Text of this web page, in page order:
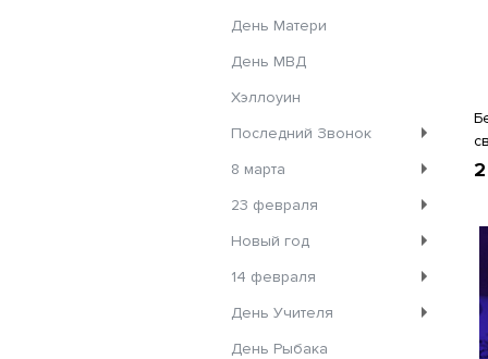
День Матери
День МВД
Хэллоуин
Последний Звонок
8 марта
23 февраля
Новый год
14 февраля
День Учителя
День Рыбака